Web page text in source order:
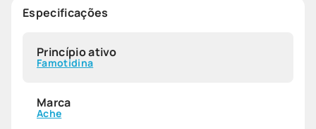
Especificações
Princípio ativo
Famotidina
Marca
Ache